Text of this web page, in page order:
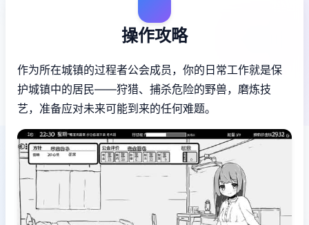
操作攻略
作为所在城镇的过程者公会成员，你的日常工作就是保
护城镇中的居民——狩猎、捕杀危险的野兽，磨炼技
艺，准备应对未来可能到来的任何难题。